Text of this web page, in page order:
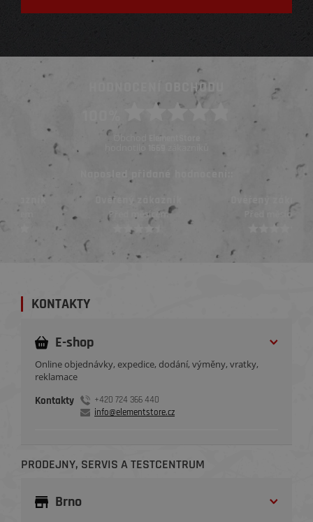
HODNOCENÍ OBCHODU
Obchod ElementStore
hodnotilo
Naposled přidané hodnocení::
Ověřený zákazník
Před měsícem
KONTAKTY
E-shop
Online objednávky, expedice, dodání, výměny, vratky,
reklamace
Kontakty
+420 724 366 440
info@elementstore.cz
PRODEJNY, SERVIS A TESTCENTRUM
Brno